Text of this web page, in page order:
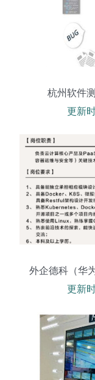
杭州软件
更新
外企德科（华
领域
更新